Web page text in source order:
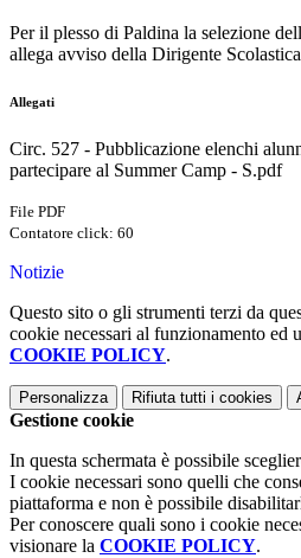
Per il plesso di Paldina la selezione
allega avviso della Dirigente
Allegati
Circ. 527 - Pubblicazione elenchi
partecipare al Summer Camp - S.pdf
File PDF
Contatore click: 60
Notizie
Questo sito o gli strumenti terzi da
cookie necessari al funzionamento ed
COOKIE POLICY.
Personalizza Rifiuta tutti i cookies
Gestione cookie
In questa schermata è possibile
I cookie necessari sono quelli che
piattaforma e non è possibile
Per conoscere quali sono i cookie
visionare la COOKIE POLICY.